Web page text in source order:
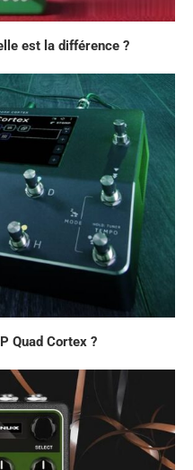
est la différence ?
Quad Cortex ?